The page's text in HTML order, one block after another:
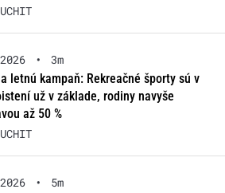
•
3m
letnú kampaň: Rekreačné športy sú v
už v základe, rodiny navyše
až 50 %
•
5m